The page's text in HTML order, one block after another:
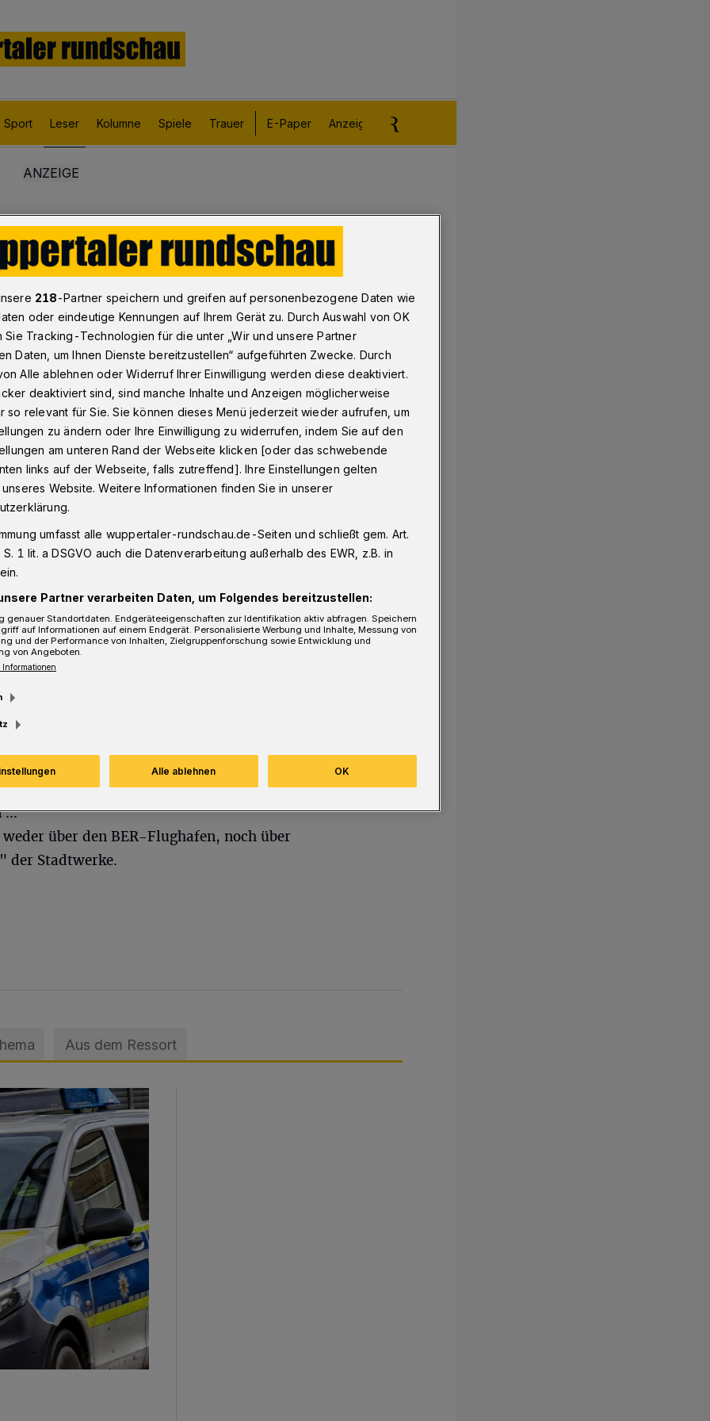
Sport Leser Kolumne Spiele Trauer E-Paper Anzeigen aufgeben
Flughafen
BER-Flughafen
für
...
über den BER-Flughafen, noch über
der Stadtwerke.
Aus dem Ressort
218-Partner speichern und greifen auf personenbezogene Daten wie
oder eindeutige Kennungen auf Ihrem Gerät zu. Durch Auswahl von OK
Sie Tracking-Technologien für die unter „Wir und unsere Partner
Daten, um Ihnen Dienste bereitzustellen“ aufgeführten Zwecke. Durch
Alle ablehnen oder Widerruf Ihrer Einwilligung werden diese deaktiviert.
deaktiviert sind, sind manche Inhalte und Anzeigen möglicherweise
so relevant für Sie. Sie können dieses Menü jederzeit wieder aufrufen, um
zu ändern oder Ihre Einwilligung zu widerrufen, indem Sie auf den
am unteren Rand der Webseite klicken [oder das schwebende
links auf der Webseite, falls zutreffend]. Ihre Einstellungen gelten
Website. Weitere Informationen finden Sie in unserer
umfasst alle wuppertaler-rundschau.de-Seiten und schließt gem. Art.
1 lit. a DSGVO auch die Datenverarbeitung außerhalb des EWR, z.B. in
Partner verarbeiten Daten, um Folgendes bereitzustellen:
genauer Standortdaten. Endgeräteeigenschaften zur Identifikation aktiv abfragen. Speichern
auf Informationen auf einem Endgerät. Personalisierte Werbung und Inhalte, Messung von
und der Performance von Inhalten, Zielgruppenforschung sowie Entwicklung und
von Angeboten.
Alle ablehnen OK